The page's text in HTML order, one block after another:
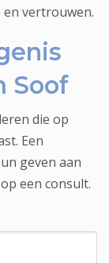
vertrouwen.
Soof
die op
Een
geven aan
een consult.